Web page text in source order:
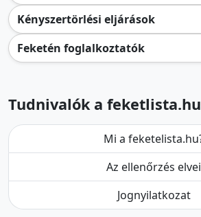
Kényszertörlési eljárások
Feketén foglalkoztatók
Tudnivalók a
Mi a
Az ellenőrzés elvei
Jognyilatkozat